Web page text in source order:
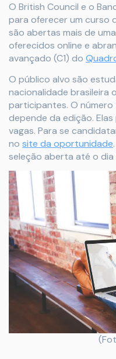
O British Council e o
para oferecer um curso
são abertas mais de
oferecidos online e
avançado (C1) do
O público alvo são
nacionalidade brasileira
participantes. O
depende da edição.
vagas. Para se
no site da oportunidade
seleção aberta até o